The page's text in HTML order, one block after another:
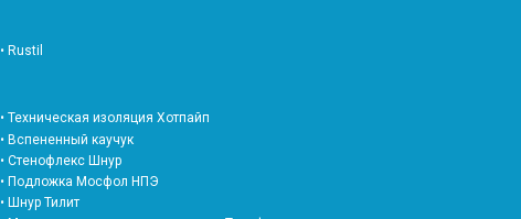
• Rustil
• Техническая изоляция Хотпайп
• Вспененный каучук
• Стенофлекс Шнур
• Подложка Мосфол НПЭ
• Шнур Тилит